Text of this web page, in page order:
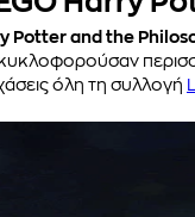
Potter and the
όλη τη συλλογή